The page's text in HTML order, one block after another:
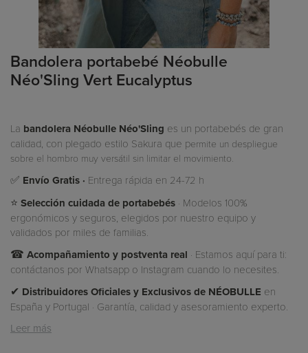
Bandolera portabebé Néobulle
Néo'Sling Vert Eucalyptus
La bandolera Néobulle Néo'Sling es un portabebés de gran
calidad, con plegado estilo Sakura que permite un despliegue
sobre el hombro muy versátil sin limitar el movimiento.
✅ Envío Gratis · Entrega rápida en 24-72 h
⭐ Selección cuidada de portabebés · Modelos 100%
ergonómicos y seguros, elegidos por nuestro equipo y
validados por miles de familias.
☎ Acompañamiento y postventa real · Estamos aquí para ti:
contáctanos por Whatsapp o Instagram cuando lo necesites.
✔ Distribuidores Oficiales y Exclusivos de NÉOBULLE en
España y Portugal · Garantía, calidad y asesoramiento experto.
Leer más